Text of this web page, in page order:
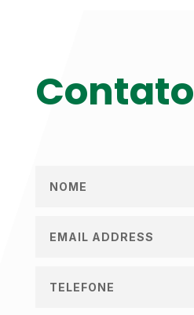
Contato